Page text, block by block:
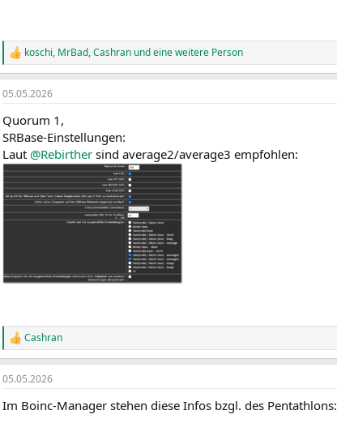
R
e
a
k
i
o
e
n
:
koschi, MrBad,Cashran und eine weitere Person
05.05.2026
Quorum 1,
SRBase-Einstellungen:
Laut @Rebirther sind average2/average3 empfohlen:
R
e
a
k
i
Cashran
05.05.2026
Im Boinc-Manager stehen diese Infos bzgl. des Pentathlons: